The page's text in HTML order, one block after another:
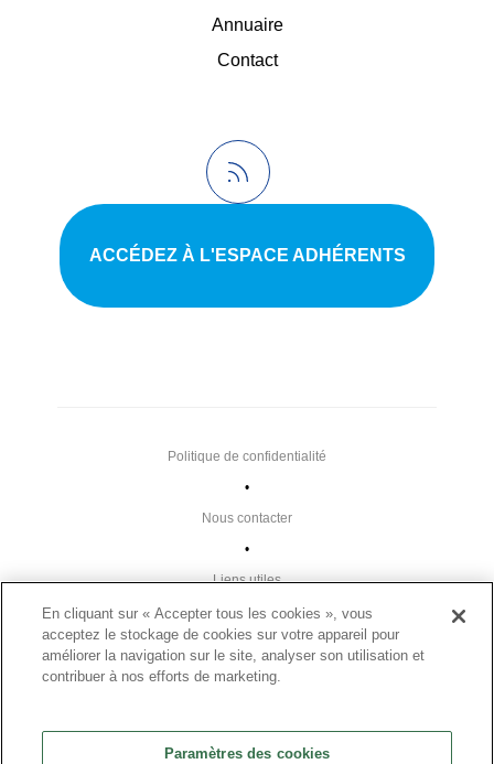
Annuaire
Contact
ACCÉDEZ À L'ESPACE ADHÉRENTS
Plan du site
Liens utiles
•
Nous contacter
•
Politique de confidentialité
FAQ
Paramètres des cookies
En cliquant sur « Accepter tous les cookies », vous
acceptez le stockage de cookies sur votre appareil pour
améliorer la navigation sur le site, analyser son utilisation et
contribuer à nos efforts de marketing.
Paramètres des cookies